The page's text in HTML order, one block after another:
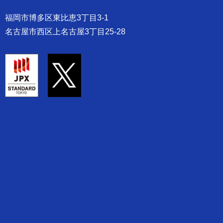
福岡市博多区東比恵3丁目3-1
名古屋市西区上名古屋3丁目25-28